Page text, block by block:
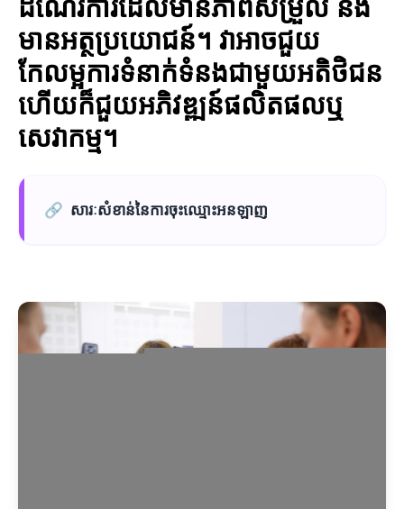
មានអត្ថប្រយោជន៍។ វាអាចជួយ
កែលម្អការទំនាក់ទំនងជាមួយអតិថិជន
ហើយក៏ជួយអភិវឌ្ឍន៍ផលិតផលឬ
សេវាកម្ម។
🔗 សារៈសំខាន់នៃការចុះឈ្មោះអនឡាញ